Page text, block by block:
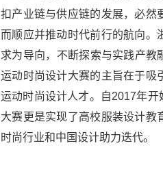
扣产业链与供应链的发展，必然
而顺应并推动时代前行的航向。
求为导向，不断探索与实践产教
运动时尚设计大赛的主旨在于吸
运动时尚设计人才。自2017年
大赛更是实现了高校服装设计教
时尚行业和中国设计助力迭代。